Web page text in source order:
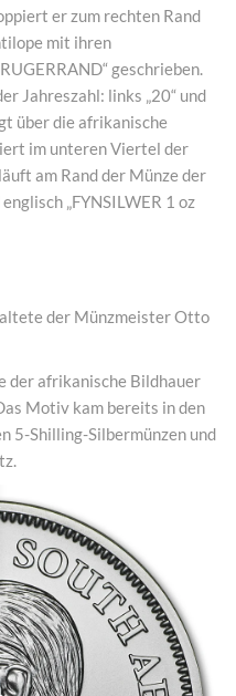
er zum rechten Rand
mit ihren
geschrieben.
Jahreszahl: links „20“ und
über die afrikanische
im unteren Viertel der
am Rand der Münze der
„FYNSILWER 1 oz
der Münzmeister Otto
der afrikanische Bildhauer
Motiv kam bereits in den
5-Shilling-Silbermünzen und